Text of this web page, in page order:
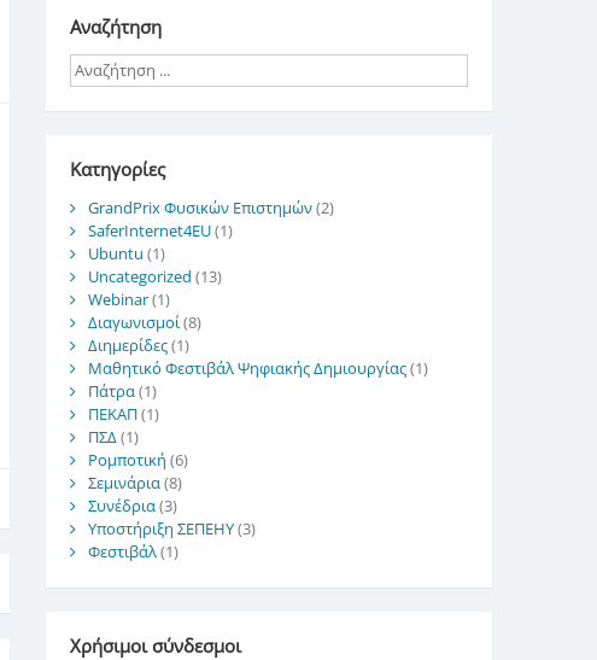
Αναζήτηση
Kατηγορίες
GrandPrix Φυσικών Επιστημών(2)
SaferInternet4EU(1)
Ubuntu (1)
Uncategorized (13)
Webinar(1)
Διαγωνισμοί(8)
Διημερίδες(1)
Μαθητικό Φεστιβάλ Ψηφιακής Δημιουργίας(1)
Πάτρα(1)
ΠΕΚΑΠ(1)
ΠΣΔ(1)
Ρομποτική (6)
Σεμινάρια(8)
Συνέδρια(3)
Υποστήριξη ΣΕΠΕΗΥ(3)
Φεστιβάλ(1)
Χρήσιμοι σύνδεσμοι